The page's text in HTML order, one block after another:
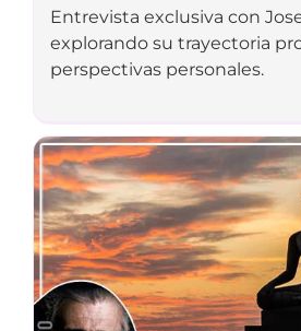
Entrevista exclusiva con
explorando su trayectoria
perspectivas personales.